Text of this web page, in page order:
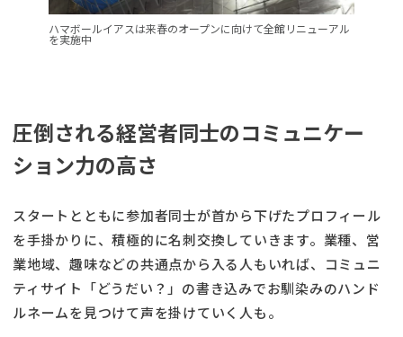
ハマボールイアスは来春のオープンに向けて全館リニューアル
を実施中
圧倒される経営者同士のコミュニケー
ション力の高さ
スタートとともに参加者同士が首から下げたプロフィール
を手掛かりに、積極的に名刺交換していきます。業種、営
業地域、趣味などの共通点から入る人もいれば、コミュニ
ティサイト「どうだい？」の書き込みでお馴染みのハンド
ルネームを見つけて声を掛けていく人も。